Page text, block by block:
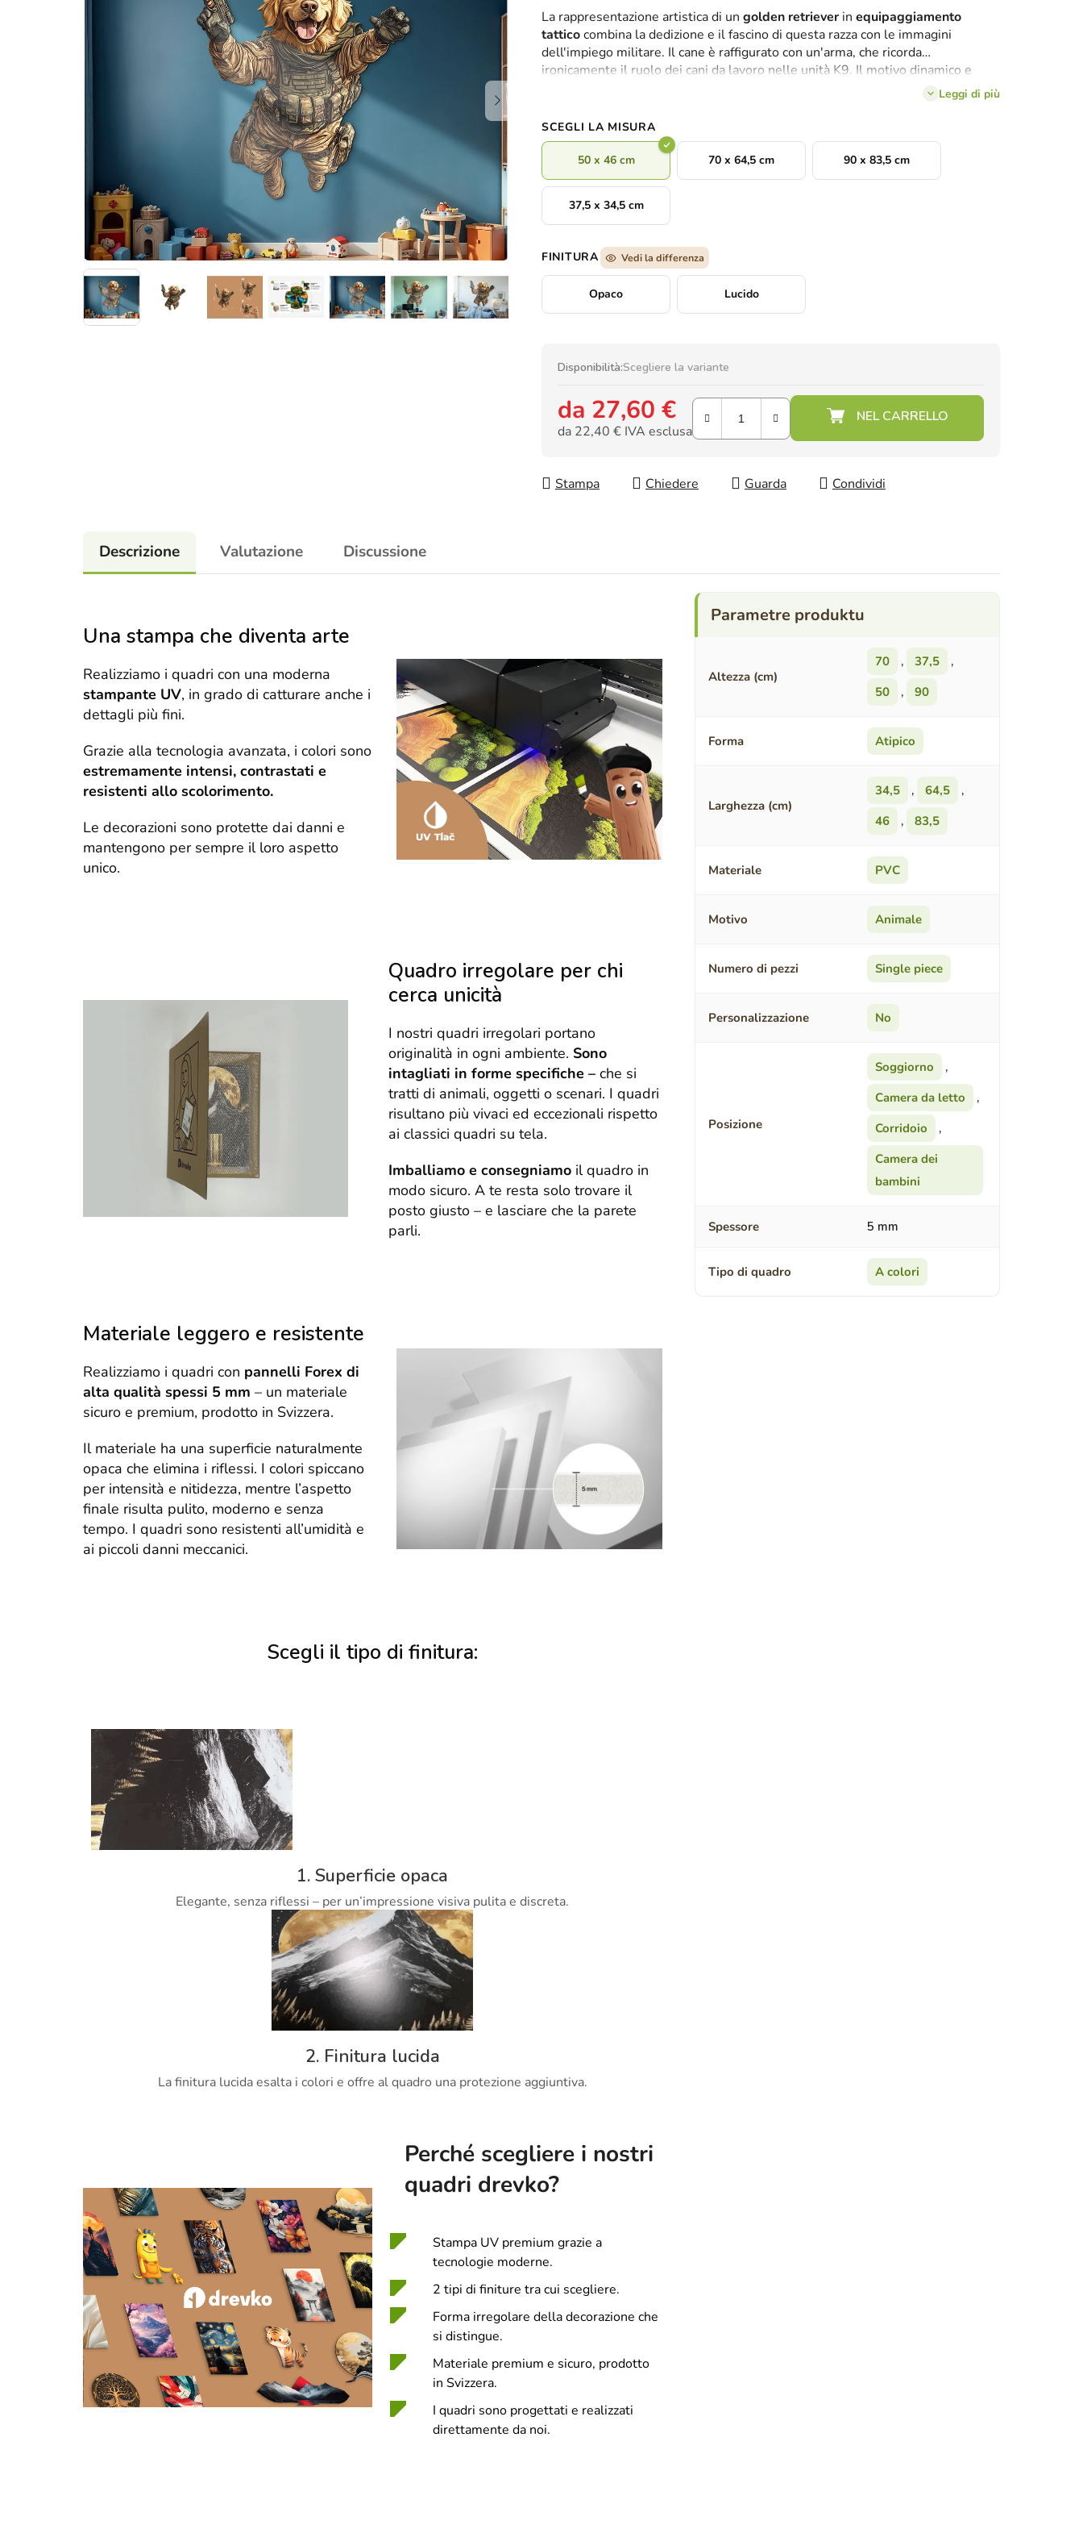
media
del
prodotto
è
5
stelle.
La rappresentazione artistica di un golden retriever in equipaggiamento
tatticocombina la dedizione e il fascino di questa razza con le immagini
dell'impiego militare. Il cane è raffigurato con un'arma, che ricorda
ironicamente il ruolo dei cani da lavoro nelle unità K9. Il motivo dinamico e
Leggi di più
SCEGLI LA MISURA
50 x 46 cm 70 x 64,5 cm 90 x 83,5 cm
37,5 x 34,5 cm
FINITURA Vedi la differenza
Opaco Lucido
Disponibilità:Scegliere la variante
da 27,60 €
da 22,40 € IVA esclusa
Stampa
Chiedere Guarda Condividi
Descrizione Valutazione Discussione
Una stampa che diventa arte
Realizziamo i quadri con una moderna
stampante UV, in grado di catturare anche i
dettagli più fini.
Grazie alla tecnologia avanzata, i colori sono
estremamente intensi, contrastati e
resistenti allo scolorimento.
Le decorazioni sono protette dai danni e
mantengono per sempre il loro aspetto
unico.
Quadro irregolare per chi
cerca unicità
I nostri quadri irregolari portano
originalità in ogni ambiente. Sono
intagliati in forme specifiche – che si
tratti di animali, oggetti o scenari. I quadri
risultano più vivaci ed eccezionali rispetto
ai classici quadri su tela.
Imballiamo e consegniamo il quadro in
modo sicuro. A te resta solo trovare il
posto giusto – e lasciare che la parete
parli.
Materiale leggero e resistente
Realizziamo i quadri con pannelli Forex di
alta qualità spessi 5 mm – un materiale
sicuro e premium, prodotto in Svizzera.
Il materiale ha una superficie naturalmente
opaca che elimina i riflessi. I colori spiccano
per intensità e nitidezza, mentre l’aspetto
finale risulta pulito, moderno e senza
tempo. I quadri sono resistenti all’umidità e
ai piccoli danni meccanici.
Scegli il tipo di finitura:
1. Superficie opaca
Elegante, senza riflessi – per un’impressione visiva pulita e discreta.
2. Finitura lucida
La finitura lucida esalta i colori e offre al quadro una protezione aggiuntiva.
Perché scegliere i nostri
quadri drevko?
Stampa UV premium grazie a
tecnologie moderne.
2 tipi di finiture tra cui scegliere.
Forma irregolare della decorazione che
si distingue.
Materiale premium e sicuro, prodotto
in Svizzera.
I quadri sono progettati e realizzati
direttamente da noi.
Altezza (cm)
70 , 37,5
,
50
, 90
Forma Atipico
Larghezza (cm)
34,5 , 64,5
,
46
, 83,5
Materiale PVC
Motivo Animale
Numero di pezzi Single piece
Personalizzazione No
Posizione
Soggiorno
,
Camera da letto
,
Corridoio
,
Camera dei
bambini
Spessore 5 mm
Tipo di quadro A colori